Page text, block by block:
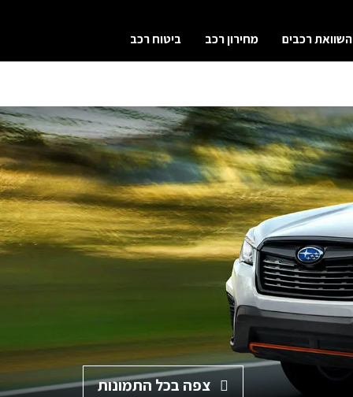
השוואת רכבים מחירון רכב ביטוח רכב
צפה בכל התמונות